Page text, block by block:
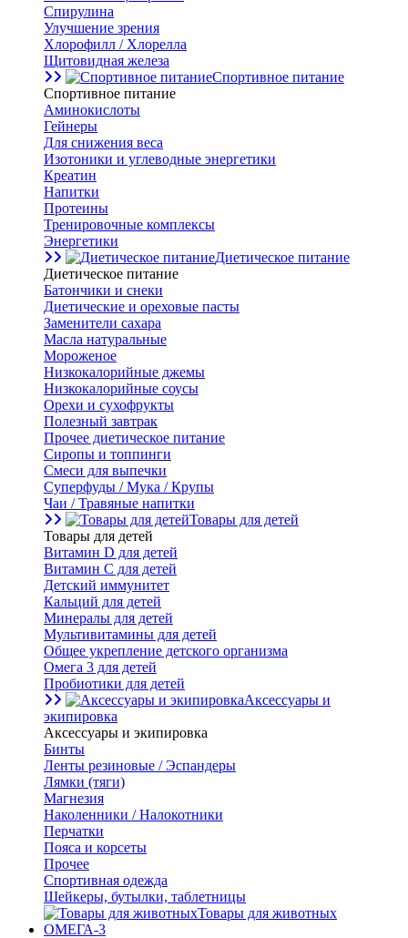
Спирулина
Улучшение зрения
Хлорофилл / Хлорелла
Щитовидная железа
Спортивное питание
Спортивное питание
Аминокислоты
Гейнеры
Для снижения веса
Изотоники и углеводные энергетики
Креатин
Напитки
Протеины
Тренировочные комплексы
Энергетики
Диетическое питание
Диетическое питание
Батончики и снеки
Диетические и ореховые пасты
Заменители сахара
Масла натуральные
Мороженое
Низкокалорийные джемы
Низкокалорийные соусы
Орехи и сухофрукты
Полезный завтрак
Прочее диетическое питание
Сиропы и топпинги
Смеси для выпечки
Суперфуды / Мука / Крупы
Чаи / Травяные напитки
Товары для детей
Товары для детей
Витамин D для детей
Витамин С для детей
Детский иммунитет
Кальций для детей
Минералы для детей
Мультивитамины для детей
Общее укрепление детского организма
Омега 3 для детей
Пробиотики для детей
Аксессуары и
экипировка
Аксессуары и экипировка
Бинты
Ленты резиновые / Эспандеры
Лямки (тяги)
Магнезия
Наколенники / Налокотники
Перчатки
Пояса и корсеты
Прочее
Спортивная одежда
Шейкеры, бутылки, таблетницы
Товары для животных
ОМЕГА-3